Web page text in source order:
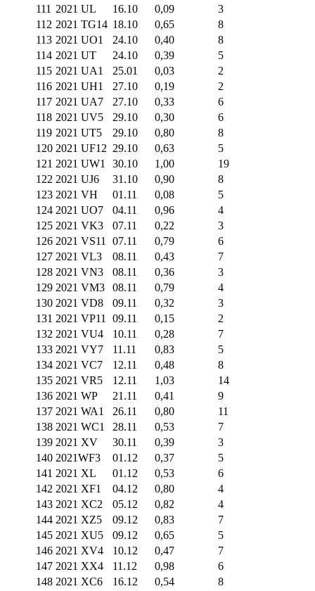
111 2021 UL 16.10 0,09
3
112 2021 TG14 18.10 0,65
8
113 2021 UO1 24.10 0,40
8
114 2021 UT 24.10 0,39
5
115 2021 UA1 25.01 0,03
2
116 2021 UH1 27.10 0,19
2
117 2021 UA7 27.10 0,33
6
118 2021 UV5 29.10 0,30
6
119 2021 UT5 29.10 0,80
8
120 2021 UF12 29.10 0,63
5
121 2021 UW1 30.10 1,00
19
122 2021 UJ6 31.10 0,90
8
123 2021 VH 01.11 0,08
5
124 2021 UO7 04.11 0,96
4
125 2021 VK3 07.11 0,22
3
126 2021 VS11 07.11 0,79
6
127 2021 VL3 08.11 0,43
7
128 2021 VN3 08.11 0,36
3
129 2021 VM3 08.11 0,79
4
130 2021 VD8 09.11 0,32
3
131 2021 VP11 09.11 0,15
2
132 2021 VU4 10.11 0,28
7
133 2021 VY7 11.11 0,83
5
134 2021 VC7 12.11 0,48
8
135 2021 VR5 12.11 1,03
14
136 2021 WP 21.11 0,41
9
137 2021 WA1 26.11 0,80
11
138 2021 WC1 28.11 0,53
7
139 2021 XV 30.11 0,39
3
140 2021WF3 01.12 0,37
5
141 2021 XL 01.12 0,53
6
142 2021 XF1 04.12 0,80
4
143 2021 XC2 05.12 0,82
4
144 2021 XZ5 09.12 0,83
7
145 2021 XU5 09.12 0,65
5
146 2021 XV4 10.12 0,47
7
147 2021 XX4 11.12 0,98
6
148 2021 XC6 16.12 0,54
8